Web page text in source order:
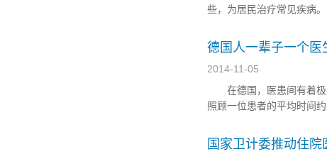
些，为居民治疗常见疾病
位。 计划数的一半都没招
德国人一辈子一个医
2014-11-05
在德国，医患间有着极
照顾一位患者的平均时间
最先想到的就是家庭医生
国家卫计委推动住